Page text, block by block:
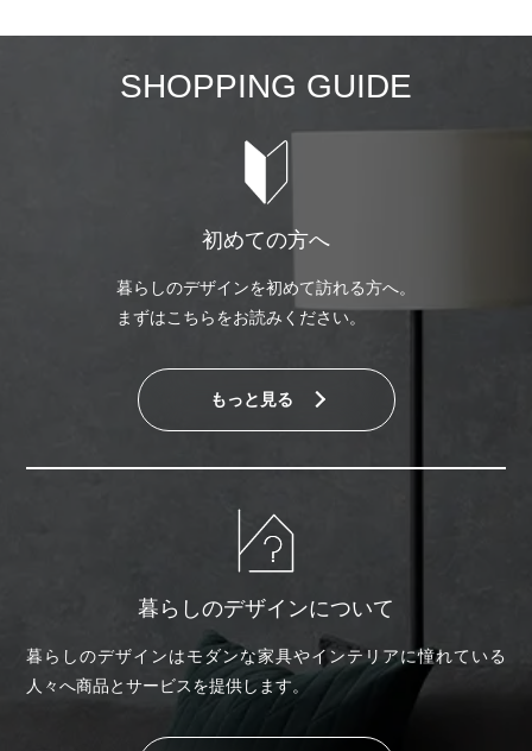
SHOPPING GUIDE
初めての方へ
暮らしのデザインを初めて訪れる方へ。
まずはこちらをお読みください。
もっと見る
暮らしのデザインについて
暮らしのデザインはモダンな家具やインテリアに憧れている
人々へ商品とサービスを提供します。